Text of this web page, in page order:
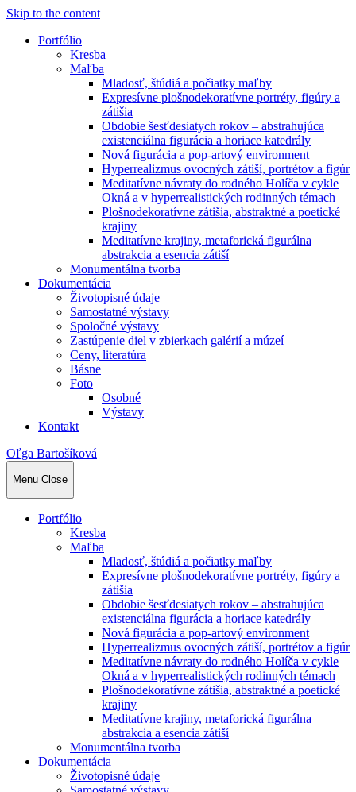
Skip to the content
Portfólio
Kresba
Maľba
Mladosť, štúdiá a počiatky maľby
Expresívne plošnodekoratívne portréty, figúry a
zátišia
Obdobie šesťdesiatych rokov – abstrahujúca
existenciálna figurácia a horiace katedrály
Nová figurácia a pop-artový environment
Hyperrealizmus ovocných zátiší, portrétov a figúr
Meditatívne návraty do rodného Holíča v cykle
Okná a v hyperrealistických rodinných témach
Plošnodekoratívne zátišia, abstraktné a poetické
krajiny
Meditatívne krajiny, metaforická figurálna
abstrakcia a esencia zátiší
Monumentálna tvorba
Dokumentácia
Životopisné údaje
Samostatné výstavy
Spoločné výstavy
Zastúpenie diel v zbierkach galérií a múzeí
Ceny, literatúra
Básne
Foto
Osobné
Výstavy
Kontakt
Oľga Bartošíková
Menu Close
Portfólio
Kresba
Maľba
Mladosť, štúdiá a počiatky maľby
Expresívne plošnodekoratívne portréty, figúry a
zátišia
Obdobie šesťdesiatych rokov – abstrahujúca
existenciálna figurácia a horiace katedrály
Nová figurácia a pop-artový environment
Hyperrealizmus ovocných zátiší, portrétov a figúr
Meditatívne návraty do rodného Holíča v cykle
Okná a v hyperrealistických rodinných témach
Plošnodekoratívne zátišia, abstraktné a poetické
krajiny
Meditatívne krajiny, metaforická figurálna
abstrakcia a esencia zátiší
Monumentálna tvorba
Dokumentácia
Životopisné údaje